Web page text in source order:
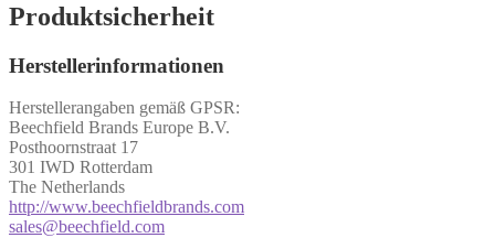
Produktsicherheit
Herstellerinformationen
Herstellerangaben gemäß GPSR:
Beechfield Brands Europe B.V.
Posthoornstraat 17
301 IWD Rotterdam
The Netherlands
http://www.beechfieldbrands.com
sales@beechfield.com